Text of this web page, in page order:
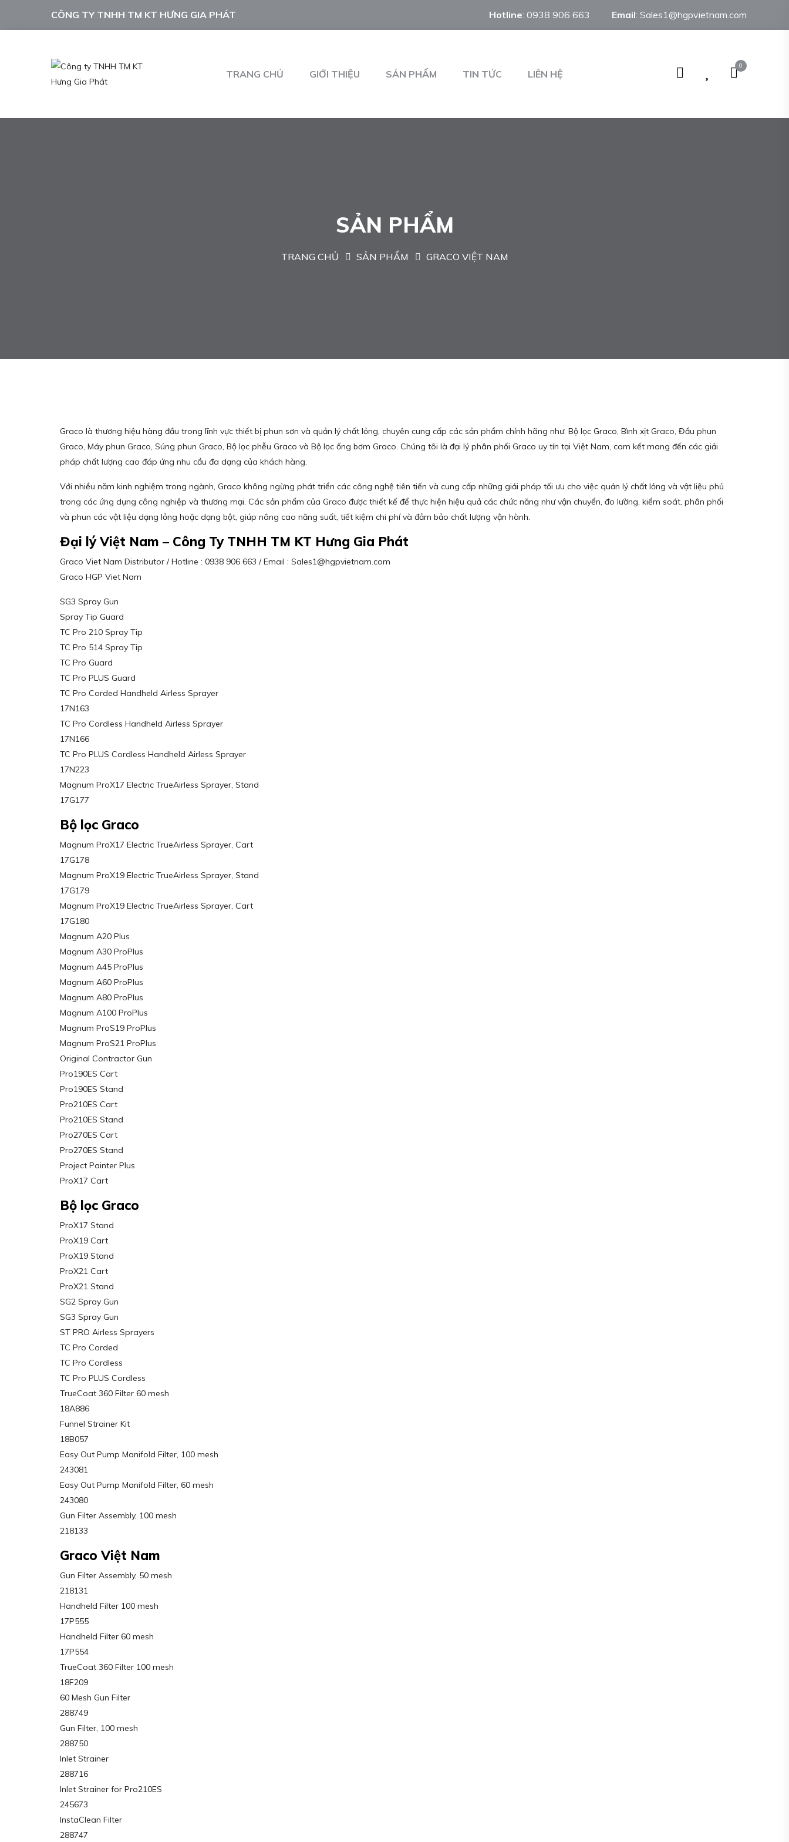
CÔNG TY TNHH TM KT HƯNG GIA PHÁT Hotline: 0938 906 663 Email: Sales1@hgpvietnam.com
TRANG CHỦ GIỚI THIỆU SẢN PHẨM TIN TỨC LIÊN HỆ
0
SẢN PHẨM
TRANG CHỦ SẢN PHẨM GRACO VIỆT NAM
Graco là thương hiệu hàng đầu trong lĩnh vực thiết bị phun sơn và quản lý chất lỏng, chuyên cung cấp các sản phẩm chính hãng như: Bộ lọc Graco, Bình xịt Graco, Đầu phun
Graco, Máy phun Graco, Súng phun Graco, Bộ lọc phễu Graco và Bộ lọc ống bơm Graco. Chúng tôi là đại lý phân phối Graco uy tín tại Việt Nam, cam kết mang đến các giải
pháp chất lượng cao đáp ứng nhu cầu đa dạng của khách hàng.
Với nhiều năm kinh nghiệm trong ngành, Graco không ngừng phát triển các công nghệ tiên tiến và cung cấp những giải pháp tối ưu cho việc quản lý chất lỏng và vật liệu phủ
trong các ứng dụng công nghiệp và thương mại. Các sản phẩm của Graco được thiết kế để thực hiện hiệu quả các chức năng như vận chuyển, đo lường, kiểm soát, phân phối
và phun các vật liệu dạng lỏng hoặc dạng bột, giúp nâng cao năng suất, tiết kiệm chi phí và đảm bảo chất lượng vận hành.
Đại lý Việt Nam – Công Ty TNHH TM KT Hưng Gia Phát
Graco Viet Nam Distributor / Hotline : 0938 906 663 / Email : Sales1@hgpvietnam.com
Graco HGP Viet Nam
SG3 Spray Gun
Spray Tip Guard
TC Pro 210 Spray Tip
TC Pro 514 Spray Tip
TC Pro Guard
TC Pro PLUS Guard
TC Pro Corded Handheld Airless Sprayer
17N163
TC Pro Cordless Handheld Airless Sprayer
17N166
TC Pro PLUS Cordless Handheld Airless Sprayer
17N223
Magnum ProX17 Electric TrueAirless Sprayer, Stand
17G177
Bộ lọc Graco
Magnum ProX17 Electric TrueAirless Sprayer, Cart
17G178
Magnum ProX19 Electric TrueAirless Sprayer, Stand
17G179
Magnum ProX19 Electric TrueAirless Sprayer, Cart
17G180
Magnum A20 Plus
Magnum A30 ProPlus
Magnum A45 ProPlus
Magnum A60 ProPlus
Magnum A80 ProPlus
Magnum A100 ProPlus
Magnum ProS19 ProPlus
Magnum ProS21 ProPlus
Original Contractor Gun
Pro190ES Cart
Pro190ES Stand
Pro210ES Cart
Pro210ES Stand
Pro270ES Cart
Pro270ES Stand
Project Painter Plus
ProX17 Cart
Bộ lọc Graco
ProX17 Stand
ProX19 Cart
ProX19 Stand
ProX21 Cart
ProX21 Stand
SG2 Spray Gun
SG3 Spray Gun
ST PRO Airless Sprayers
TC Pro Corded
TC Pro Cordless
TC Pro PLUS Cordless
TrueCoat 360 Filter 60 mesh
18A886
Funnel Strainer Kit
18B057
Easy Out Pump Manifold Filter, 100 mesh
243081
Easy Out Pump Manifold Filter, 60 mesh
243080
Gun Filter Assembly, 100 mesh
218133
Graco Việt Nam
Gun Filter Assembly, 50 mesh
218131
Handheld Filter 100 mesh
17P555
Handheld Filter 60 mesh
17P554
TrueCoat 360 Filter 100 mesh
18F209
60 Mesh Gun Filter
288749
Gun Filter, 100 mesh
288750
Inlet Strainer
288716
Inlet Strainer for Pro210ES
245673
InstaClean Filter
288747